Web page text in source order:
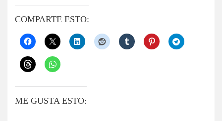
COMPARTE ESTO:
ME GUSTA ESTO: